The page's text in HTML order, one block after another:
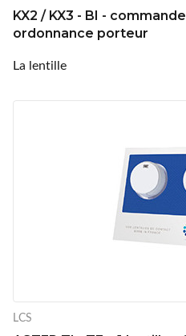
KX2 / KX3 - BI -
ordonnance porteur
La lentille
LCS